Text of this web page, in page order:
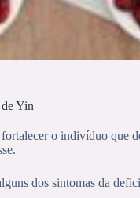
Yin
o indivíduo que
dos sintomas da